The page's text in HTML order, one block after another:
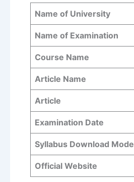
Name of University
Name of Examination
Course Name
Article Name
Article
Examination Date
Syllabus Download Mode
Official Website